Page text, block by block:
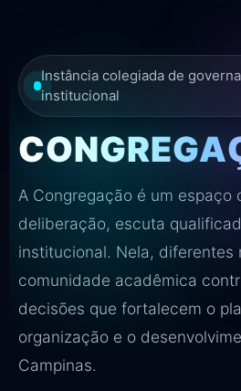
Instância colegiada de
institucional
A Congregação é um espaço
deliberação, escuta
institucional. Nela, diferentes
comunidade acadêmica
decisões que fortalecem o
organização e o
Campinas.